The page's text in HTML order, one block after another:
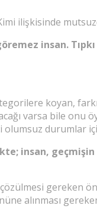
ilişkisinde
insan.
koyan,
varsa bile
durumlar
insan, geçmişin
gereken
alınması